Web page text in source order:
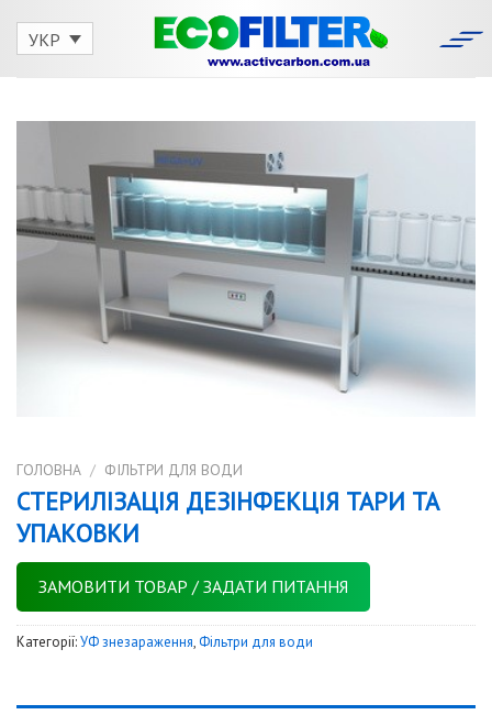
УКР
ГОЛОВНА / ФІЛЬТРИ ДЛЯ ВОДИ
СТЕРИЛІЗАЦІЯ ДЕЗІНФЕКЦІЯ ТАРИ ТА
УПАКОВКИ
ЗАМОВИТИ ТОВАР / ЗАДАТИ ПИТАННЯ
Категорії:УФ знезараження, Фільтри для води